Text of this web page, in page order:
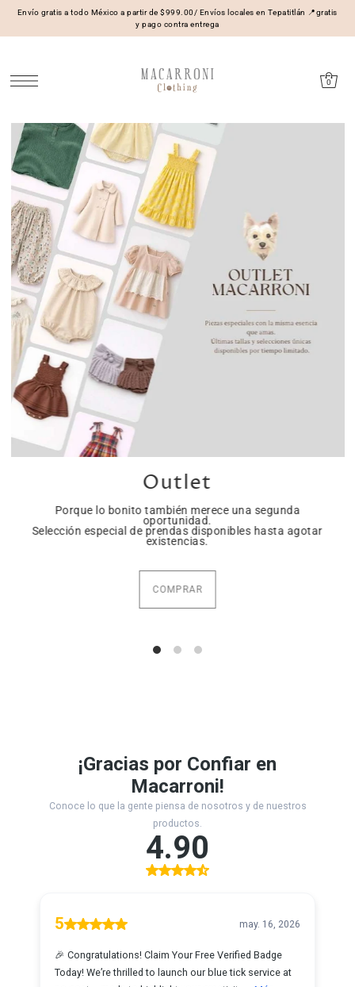
Envío gratis a todo México a partir de $999.00/ Envíos locales en Tepatitlán 📍gratis
y pago contra entrega
0
Outlet
Porque lo bonito también merece una segunda
oportunidad.
Selección especial de prendas disponibles hasta agotar
existencias.
COMPRAR